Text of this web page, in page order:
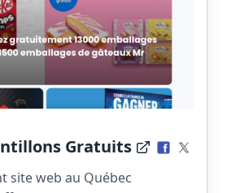
Gratuits
site web au Québec